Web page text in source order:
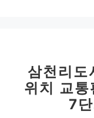
삼천리도
위치 교
7